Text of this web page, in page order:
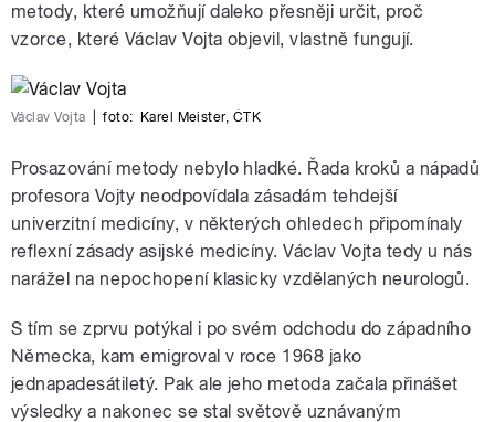
metody, které umožňují daleko přesněji určit, proč
vzorce, které Václav Vojta objevil, vlastně fungují.
Václav Vojta foto: Karel Meister, ČTK
Prosazování metody nebylo hladké. Řada kroků a nápadů
profesora Vojty neodpovídala zásadám tehdejší
univerzitní medicíny, v některých ohledech připomínaly
reflexní zásady asijské medicíny. Václav Vojta tedy u nás
narážel na nepochopení klasicky vzdělaných neurologů.
S tím se zprvu potýkal i po svém odchodu do západního
Německa, kam emigroval v roce 1968 jako
jednapadesátiletý. Pak ale jeho metoda začala přinášet
výsledky a nakonec se stal světově uznávaným